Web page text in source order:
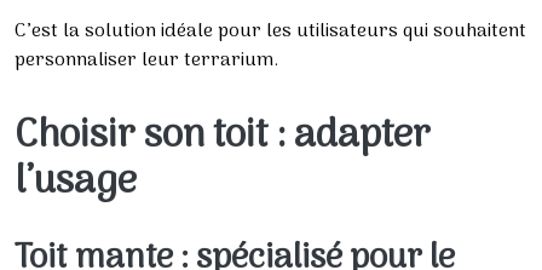
C’est la solution idéale pour les utilisateurs qui souhaitent
personnaliser leur terrarium.
Choisir son toit : adapter
l’usage
Toit mante : spécialisé pour le